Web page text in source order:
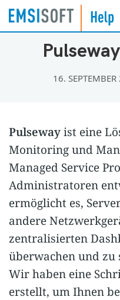
16.
Pulsewayist eine
Monitoring und
Managed Service
Administratoren
ermöglicht es,
andere
zentralisierten
überwachen und zu
Wir haben eine
erstellt, um Ihnen